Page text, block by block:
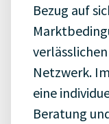
Bezug auf
Netzwerk.
eine
Beratung